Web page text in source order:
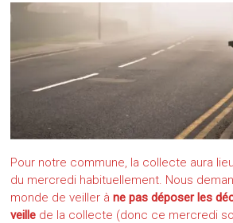
Pour notre commune, la collecte aura
du mercredi habituellement. Nous
monde de veiller àne pas déposer les
veille de la collecte (donc ce mercredi